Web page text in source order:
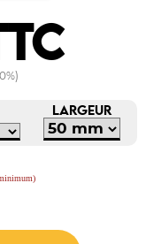
LARGEUR